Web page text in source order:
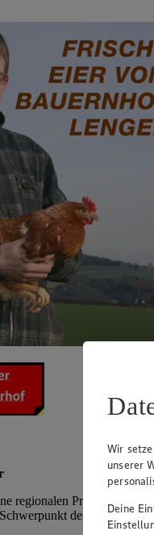
regionalen Produkte aus
des Hofes die
Wir
unserer
Deine